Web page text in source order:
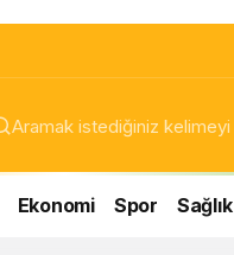
Ekonomi Spor Sağlık